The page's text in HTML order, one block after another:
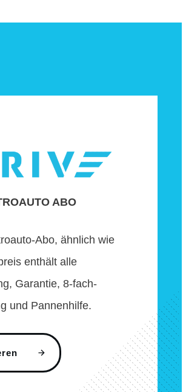
ABO
Abo, ähnlich wie
enthält alle
Garantie, 8-fach-
und Pannenhilfe.